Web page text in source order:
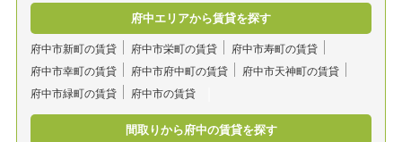
府中エリアから賃貸を探す
府中市新町の賃貸 府中市栄町の賃貸
府中市寿町の賃貸
府中市幸町の賃貸
府中市府中町の賃貸
府中市天神町の賃貸
府中市緑町の賃貸
府中市の賃貸
間取りから府中の賃貸を探す